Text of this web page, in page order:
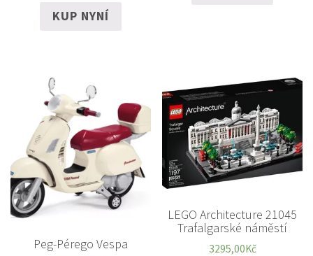
KUP NYNÍ
Peg-Pérego Vespa
LEGO Architecture 21045
Trafalgarské náměstí
3295,00Kč